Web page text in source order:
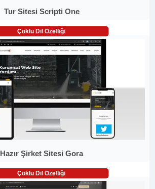
Tur Sitesi Scripti One
Çoklu Dil Özelliği
Hazır Şirket Sitesi Gora
Çoklu Dil Özelliği